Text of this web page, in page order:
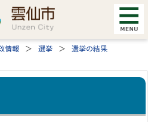
情報 選挙
選挙の結果